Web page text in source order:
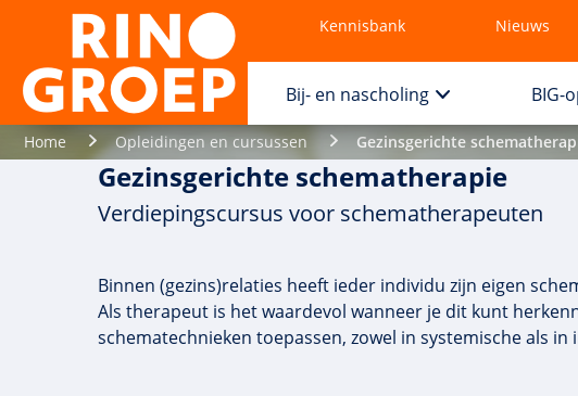
Kennisbank Nieuws
Bij- en nascholing BIG-
Home Opleidingen en cursussen Gezinsgerichte
Gezinsgerichte schematherapie
Verdiepingscursus voor schematherapeuten
Binnen (gezins)relaties heeft ieder individu zijn eigen
Als therapeut is het waardevol wanneer je dit kunt
schematechnieken toepassen, zowel in systemische als